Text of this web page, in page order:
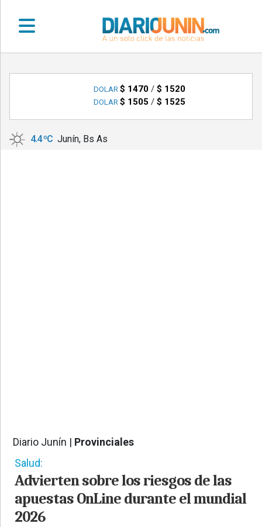
•
LOCALES
•
DOLAR $ 1470/ $ 1520
DOLAR $ 1505 / $ 1525
4.4 ºC Junín, Bs As
Diario Junín | Provinciales
Salud:
Advierten sobre los riesgos de las
apuestas OnLine durante el mundial
2026